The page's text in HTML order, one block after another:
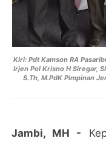
Kiri: Pdt Kamson RA
Irjen Pol Krisno H Siregar,
S.Th, M.PdK Pimpinan
Jambi, MH -